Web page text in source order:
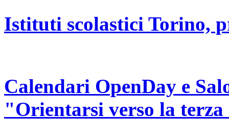
Istituti scolastici Torino,
Calendari OpenDay e
"Orientarsi verso la terza